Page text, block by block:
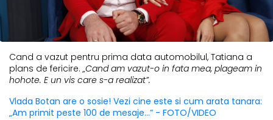
Cand a vazut pentru prima data automobilul, Tatiana a
plans de fericire.„Cand am vazut-o in fata mea, plageam in
hohote. E un vis care s-a realizat”.
Vlada Botan are o sosie! Vezi cine este si cum arata tanara:
„Am primit peste 100 de mesaje...” - FOTO/VIDEO